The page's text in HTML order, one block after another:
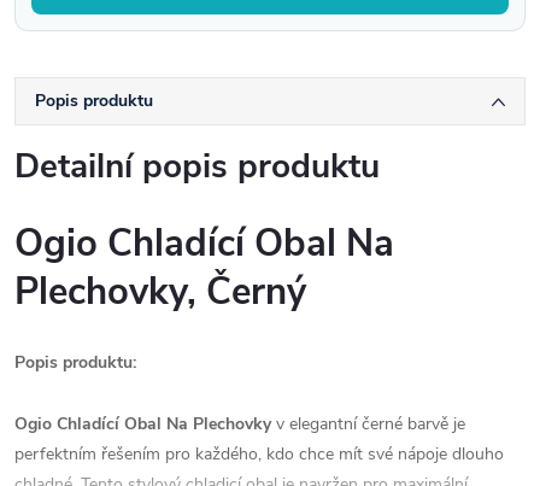
Popis produktu
Detailní popis produktu
Ogio Chladící Obal Na
Plechovky, Černý
Popis produktu:
Ogio Chladící Obal Na Plechovkyv elegantní černé barvě je
perfektním řešením pro každého, kdo chce mít své nápoje dlouho